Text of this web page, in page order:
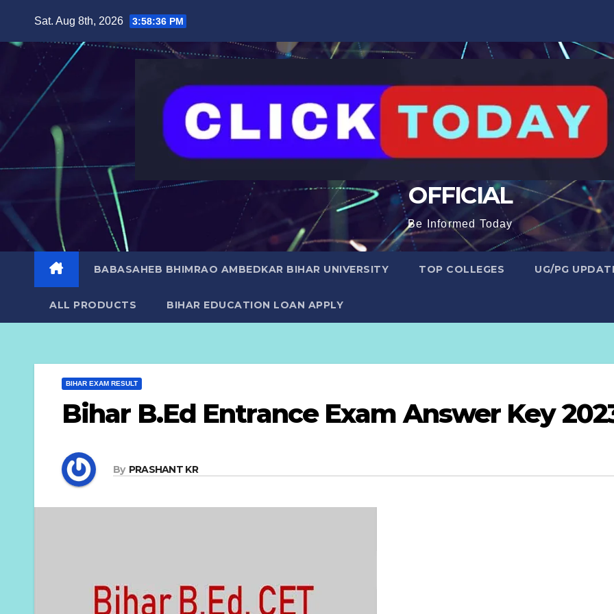
content
Sat. Aug 8th, 2026 3:58:37 PM
OFFICIAL
Be Informed Today
BABASAHEB BHIMRAO AMBEDKAR BIHAR UNIVERSITY TOP COLLEGES UG/PG
ALL PRODUCTS BIHAR EDUCATION LOAN APPLY
BIHAR EXAM RESULT
Bihar B.Ed Entrance Exam Answer Key
By PRASHANT KR